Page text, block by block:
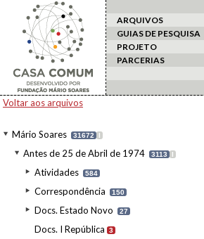
ARQUIVOS
GUIAS DE PESQUISA
PROJETO
PARCERIAS
Voltar aos arquivos
Mário Soares 31672 I
Antes de 25 de Abril de 1974 3113 I
Atividades 584
Correspondência 150
Docs. Estado Novo 27
Docs. I República 3